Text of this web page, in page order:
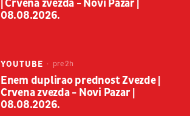
| Crvena zvezda - Novi Pazar |
08.08.2026.
YOUTUBE pre 2h
Enem duplirao prednost Zvezde |
Crvena zvezda - Novi Pazar |
08.08.2026.